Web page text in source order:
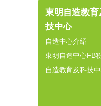
東明自造教育
技中心
自造中心介紹
東明自造中心FB
自造教育及科技